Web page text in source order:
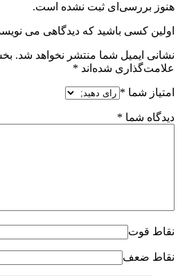
هنوز بررسی‌ای ثبت نشده است.
اولین کسی باشید که دیدگاهی می
نشانی ایمیل شما منتشر نخواهد شد.
علامت‌گذاری شده‌اند *
امتیاز شما *
دیدگاه شما *
نقاط قوت
نقاط ضعف